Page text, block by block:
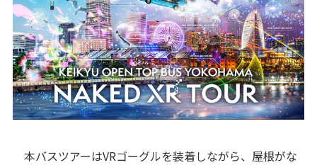
本バスツアーはVRゴーグルを装着しながら、屋根がな